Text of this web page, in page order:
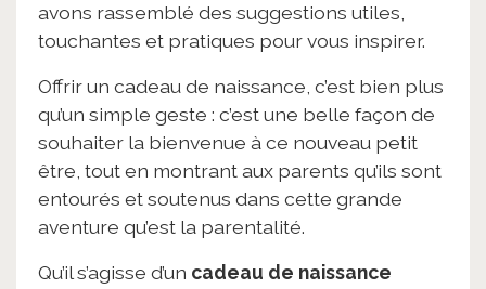
avons rassemblé des suggestions utiles,
touchantes et pratiques pour vous inspirer.
Offrir un cadeau de naissance, c’est bien plus
qu’un simple geste : c’est une belle façon de
souhaiter la bienvenue à ce nouveau petit
être, tout en montrant aux parents qu’ils sont
entourés et soutenus dans cette grande
aventure qu’est la parentalité.
Qu’il s’agisse d’un cadeau de naissance